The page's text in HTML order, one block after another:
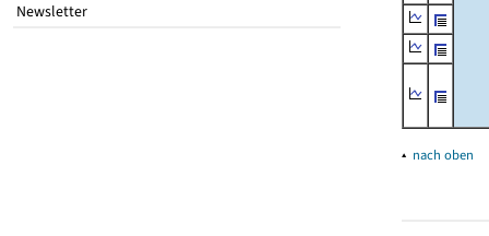
Newsletter
▴ nach oben